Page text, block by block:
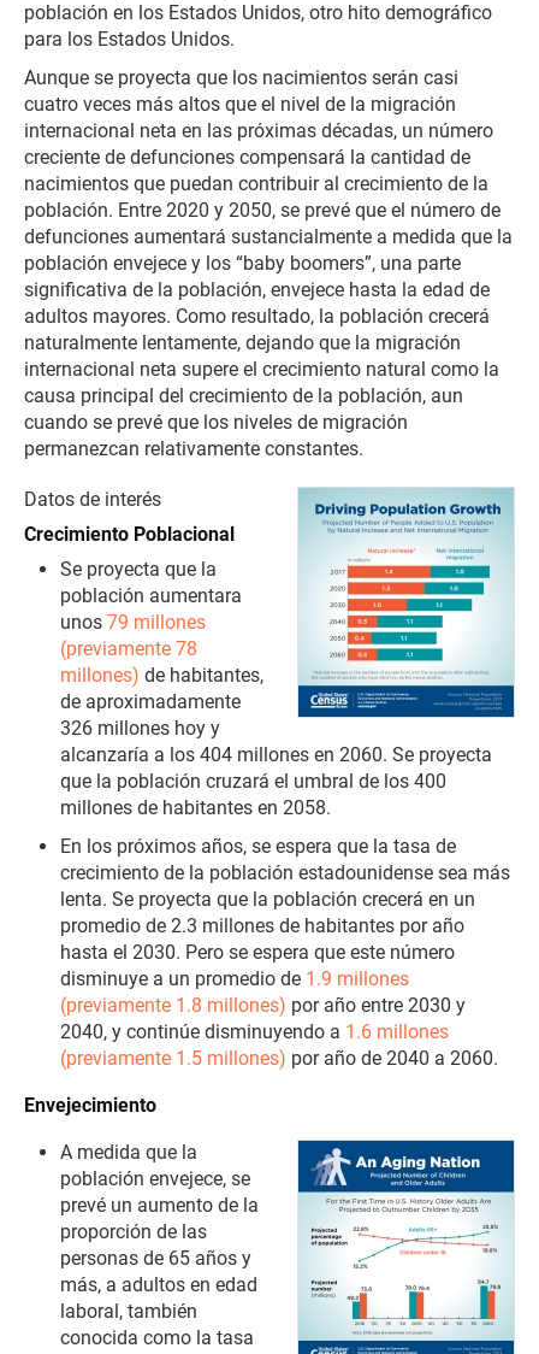
población en los Estados Unidos, otro hito demográfico
para los Estados Unidos.
Aunque se proyecta que los nacimientos serán casi
cuatro veces más altos que el nivel de la migración
internacional neta en las próximas décadas, un número
creciente de defunciones compensará la cantidad de
nacimientos que puedan contribuir al crecimiento de la
población. Entre 2020 y 2050, se prevé que el número de
defunciones aumentará sustancialmente a medida que la
población envejece y los “baby boomers”, una parte
significativa de la población, envejece hasta la edad de
adultos mayores. Como resultado, la población crecerá
naturalmente lentamente, dejando que la migración
internacional neta supere el crecimiento natural como la
causa principal del crecimiento de la población, aun
cuando se prevé que los niveles de migración
permanezcan relativamente constantes.
Datos de interés
Crecimiento Poblacional
Se proyecta que la
población aumentara
unos 79 millones
(previamente 78
millones) de habitantes,
de aproximadamente
326 millones hoy y
alcanzaría a los 404 millones en 2060. Se proyecta
que la población cruzará el umbral de los 400
millones de habitantes en 2058.
En los próximos años, se espera que la tasa de
crecimiento de la población estadounidense sea más
lenta. Se proyecta que la población crecerá en un
promedio de 2.3 millones de habitantes por año
hasta el 2030. Pero se espera que este número
disminuye a un promedio de 1.9 millones
(previamente 1.8 millones) por año entre 2030 y
2040, y continúe disminuyendo a 1.6 millones
(previamente 1.5 millones) por año de 2040 a 2060.
Envejecimiento
A medida que la
población envejece, se
prevé un aumento de la
proporción de las
personas de 65 años y
más, a adultos en edad
laboral, también
conocida como la tasa